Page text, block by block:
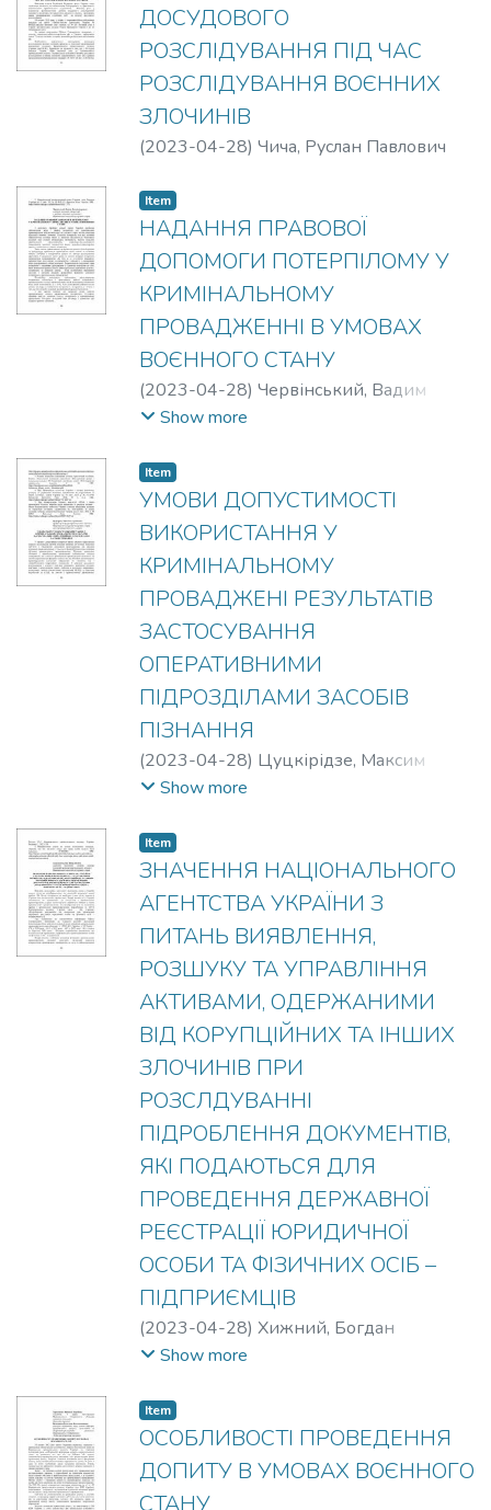
ДОСУДОВОГО
РОЗСЛІДУВАННЯ ПІД ЧАС
РОЗСЛІДУВАННЯ ВОЄННИХ
ЗЛОЧИНІВ
(2023-04-28) Чича, Руслан Павлович
Item
НАДАННЯ ПРАВОВОЇ
ДОПОМОГИ ПОТЕРПІЛОМУ У
КРИМІНАЛЬНОМУ
ПРОВАДЖЕННІ В УМОВАХ
ВОЄННОГО СТАНУ
(2023-04-28) Червінський, Вадим
Володимирович
Show more
Item
УМОВИ ДОПУСТИМОСТІ
ВИКОРИСТАННЯ У
КРИМІНАЛЬНОМУ
ПРОВАДЖЕНІ РЕЗУЛЬТАТІВ
ЗАСТОСУВАННЯ
ОПЕРАТИВНИМИ
ПІДРОЗДІЛАМИ ЗАСОБІВ
ПІЗНАННЯ
(2023-04-28) Цуцкірідзе, Максим
Сергійович
Show more
Item
ЗНАЧЕННЯ НАЦІОНАЛЬНОГО
АГЕНТСТВА УКРАЇНИ З
ПИТАНЬ ВИЯВЛЕННЯ,
РОЗШУКУ ТА УПРАВЛІННЯ
АКТИВАМИ, ОДЕРЖАНИМИ
ВІД КОРУПЦІЙНИХ ТА ІНШИХ
ЗЛОЧИНІВ ПРИ
РОЗСЛДУВАННІ
ПІДРОБЛЕННЯ ДОКУМЕНТІВ,
ЯКІ ПОДАЮТЬСЯ ДЛЯ
ПРОВЕДЕННЯ ДЕРЖАВНОЇ
РЕЄСТРАЦІЇ ЮРИДИЧНОЇ
ОСОБИ ТА ФІЗИЧНИХ ОСІБ –
ПІДПРИЄМЦІВ
(2023-04-28) Хижний, Богдан
Віталійович
Show more
Item
ОСОБЛИВОСТІ ПРОВЕДЕННЯ
ДОПИТУ В УМОВАХ ВОЄННОГО